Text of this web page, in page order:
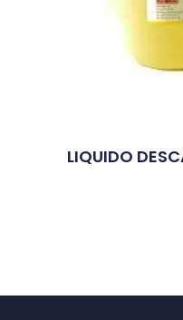
LIQUIDO